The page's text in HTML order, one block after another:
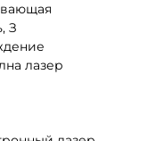
З
лазер